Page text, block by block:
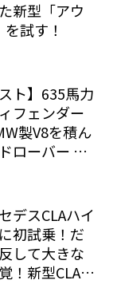
新型「アウ
試す！
ト】635馬力
フェンダー
製V8を積ん
ローバー デ
デスCLAハイ
初試乗！だ
して大きな
！新型CLAの